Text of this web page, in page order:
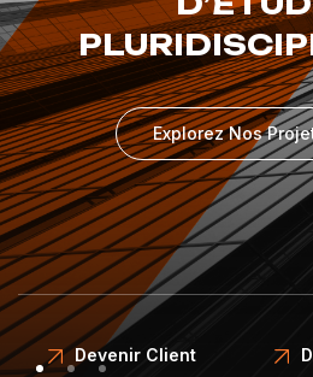
Explorez Nos
Devenir Client